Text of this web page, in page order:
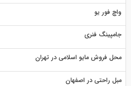
واچ فور یو
جامپینگ فنری
محل فروش مایو اسلامی در تهران
مبل راحتی در اصفهان